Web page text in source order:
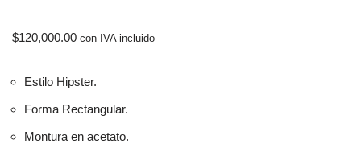
$120,000.00 con IVA incluido
Estilo Hipster.
Forma Rectangular.
Montura en acetato.